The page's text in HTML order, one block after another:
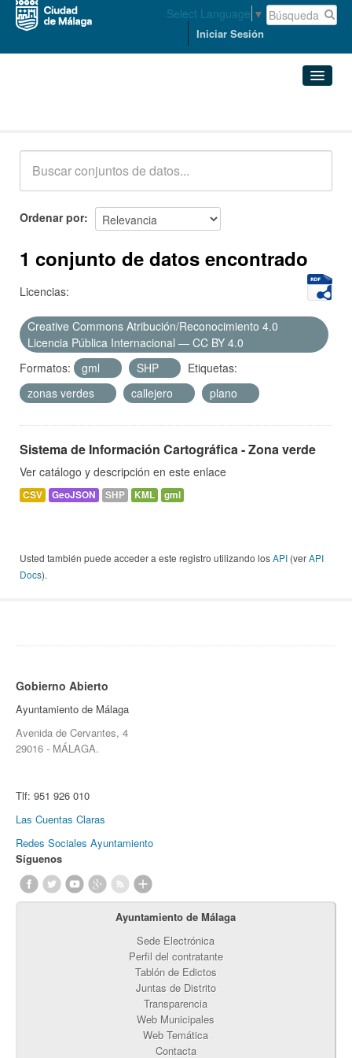
Select Language ▼
Iniciar Sesión
Acerca de
Ordenar por
1 conjunto de datos encontrado
Licencias:
Creative Commons Atribución/Reconocimiento 4.0
Licencia Pública Internacional — CC BY 4.0
Formatos:
gml SHP
Etiquetas:
zonas verdes
callejero plano
Sistema de Información Cartográfica - Zona verde
Ver catálogo y descripción en este enlace
CSV GeoJSON SHP KML gml
Usted también puede acceder a este registro utilizando losAPI (verAPI
Docs).
Gobierno Abierto
Ayuntamiento de Málaga
Avenida de Cervantes, 4
29016 - MÁLAGA.
Tlf: 951 926 010
Las Cuentas Claras
Redes Sociales Ayuntamiento
Síguenos
Ayuntamiento de Málaga
Sede Electrónica
Perfil del contratante
Tablón de Edictos
Juntas de Distrito
Transparencia
Web Municipales
Web Temática
Contacta